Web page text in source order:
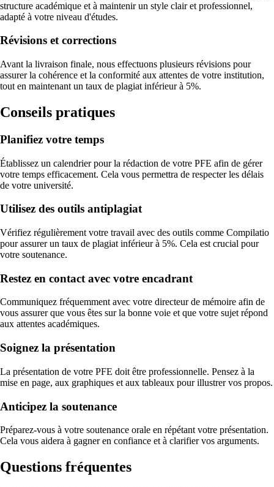
structure académique et à maintenir un style clair et professionnel,
adapté à votre niveau d'études.
Révisions et corrections
Avant la livraison finale, nous effectuons plusieurs révisions pour
assurer la cohérence et la conformité aux attentes de votre institution,
tout en maintenant un taux de plagiat inférieur à 5%.
Conseils pratiques
Planifiez votre temps
Établissez un calendrier pour la rédaction de votre PFE afin de gérer
votre temps efficacement. Cela vous permettra de respecter les délais
de votre université.
Utilisez des outils antiplagiat
Vérifiez régulièrement votre travail avec des outils comme Compilatio
pour assurer un taux de plagiat inférieur à 5%. Cela est crucial pour
votre soutenance.
Restez en contact avec votre encadrant
Communiquez fréquemment avec votre directeur de mémoire afin de
vous assurer que vous êtes sur la bonne voie et que votre sujet répond
aux attentes académiques.
Soignez la présentation
La présentation de votre PFE doit être professionnelle. Pensez à la
mise en page, aux graphiques et aux tableaux pour illustrer vos propos.
Anticipez la soutenance
Préparez-vous à votre soutenance orale en répétant votre présentation.
Cela vous aidera à gagner en confiance et à clarifier vos arguments.
Questions fréquentes